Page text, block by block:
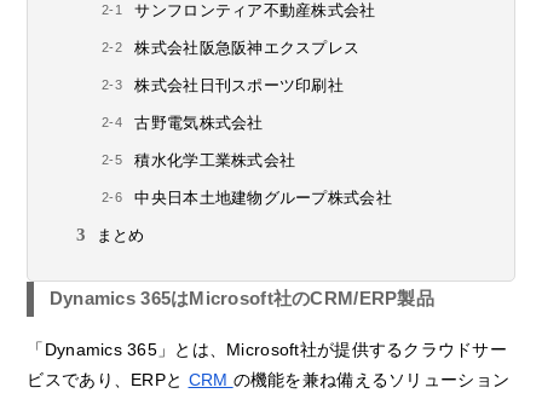
サンフロンティア不動産株式会社
株式会社阪急阪神エクスプレス
株式会社日刊スポーツ印刷社
古野電気株式会社
積水化学工業株式会社
中央日本土地建物グループ株式会社
まとめ
Dynamics 365はMicrosoft社のCRM/ERP製品
「Dynamics 365」とは、Microsoft社が提供するクラウドサー
ビスであり、ERPと CRM の機能を兼ね備えるソリューション